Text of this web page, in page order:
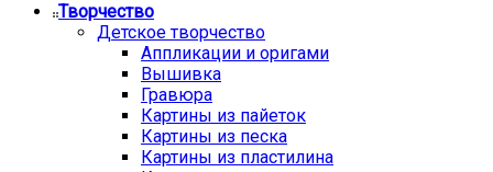
Творчество
Детское творчество
Аппликации и оригами
Вышивка
Гравюра
Картины из пайеток
Картины из песка
Картины из пластилина